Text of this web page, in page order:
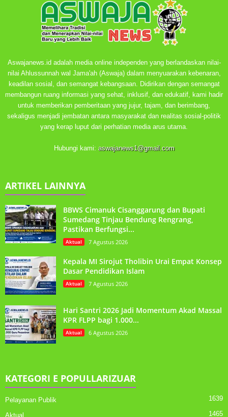
Aswajanews.id adalah media online independen yang berlandaskan nilai-
nilai Ahlussunnah wal Jama'ah (Aswaja) dalam menyuarakan kebenaran,
keadilan sosial, dan semangat kebangsaan. Didirikan dengan semangat
membangun ruang informasi yang sehat, inklusif, dan edukatif, kami hadir
untuk memberikan pemberitaan yang jujur, tajam, dan berimbang,
sekaligus menjadi jembatan antara masyarakat dan realitas sosial-politik
yang kerap luput dari perhatian media arus utama.
Hubungi kami: aswajanews1@gmail.com
ARTIKEL LAINNYA
BBWS Cimanuk Cisanggarung dan Bupati
Sumedang Tinjau Bendung Rengrang,
Pastikan Berfungsi...
Aktual 7 Agustus 2026
Kepala MI Sirojut Tholibin Urai Empat Konsep
Dasar Pendidikan Islam
Aktual 7 Agustus 2026
Hari Santri 2026 Jadi Momentum Akad Massal
KPR FLPP bagi 1.000...
Aktual 6 Agustus 2026
KATEGORI E POPULLARIZUAR
Pelayanan Publik 1639
Aktual 1465